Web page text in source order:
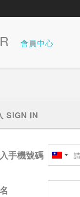
會員中心
SIGN IN
手機號碼